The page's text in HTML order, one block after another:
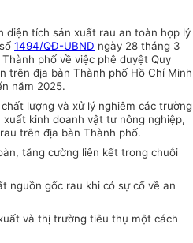
diện tích sản xuất rau an toàn hợp lý
1494/QĐ-UBND ngày 28 tháng 3
phố về việc phê duyệt Quy
trên địa bàn Thành phố Hồ Chí Minh
năm 2025.
lượng và xử lý nghiêm các trường
xuất kinh doanh vật tư nông nghiệp,
trên địa bàn Thành phố.
tăng cường liên kết trong chuỗi
nguồn gốc rau khi có sự cố về an
và thị trường tiêu thụ một cách